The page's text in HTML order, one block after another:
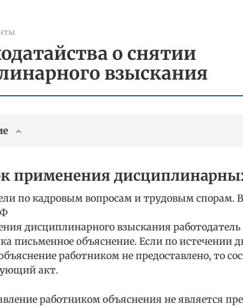
о снятии
взыскания
применения
по кадровым вопросам и трудовым спорам.
дисциплинарного взыскания работодатель
письменное объяснение. Если по истечении
работником не предоставлено, то
акт.
работником объяснения не является